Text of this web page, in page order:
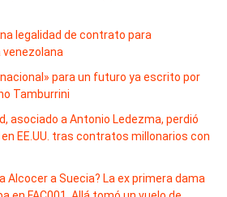
legalidad de contrato para
para un futuro ya escrito por
Tamburrini
asociado a Antonio Ledezma, perdió
EE.UU. tras contratos millonarios con
Alcocer a Suecia? La ex primera dama